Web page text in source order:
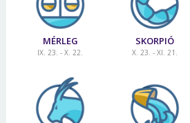
MÉRLEG
IX. 23. - X. 22.
SKORPIÓ
X. 23. - XI. 21.